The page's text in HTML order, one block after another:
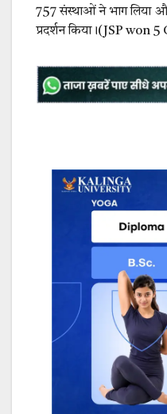
757 संस्थाओं ने भाग लिया
प्रदर्शन किया।(JSP won